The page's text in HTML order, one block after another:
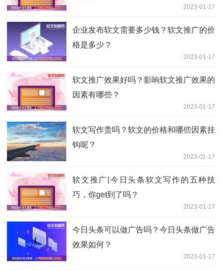
2023-01-17
企业发布软文需要多少钱？软文推广的价
格是多少？
2023-01-17
软文推广效果好吗？影响软文推广效果的
因素有哪些？
2023-01-17
软文写作贵吗？软文的价格和哪些因素挂
钩呢？
2023-01-17
软文推广|今日头条软文写作的五种技
巧，你get到了吗？
2023-01-17
今日头条可以做广告吗？今日头条做广告
效果如何？
2023-01-17